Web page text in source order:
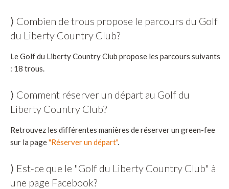
⟩ Combien de trous propose le parcours du Golf
du Liberty Country Club?
Le Golf du Liberty Country Club propose les parcours suivants
: 18 trous.
⟩ Comment réserver un départ au Golf du
Liberty Country Club?
Retrouvez les différentes manières de réserver un green-fee
sur la page"Réserver un départ".
⟩ Est-ce que le "Golf du Liberty Country Club" à
une page Facebook?